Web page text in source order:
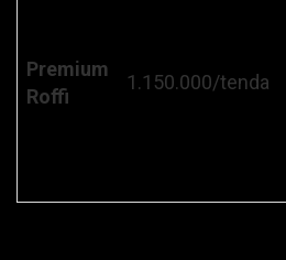
Premium
Roffi
1.150.000/tenda